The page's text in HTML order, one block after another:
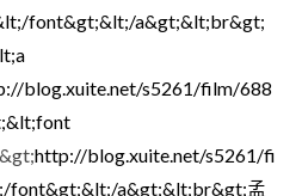
font&gt;&lt;/a&gt;&lt;br&gt;
blog.xuite.net/s5261/film/688
http://blog.xuite.net/s5261/fi
font&gt;&lt;/a&gt;&lt;br&gt;孟